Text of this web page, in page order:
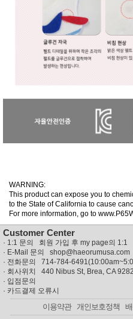
WARNING:
This product can expose you to
to the State of California to cause
For more information, go to
Customer Center
· 1:1 문의 회원 가입 후 my page의 1:1
· E-Mail 문의 shop@haeorumusa.com
· 전화문의 714-784-
· 회사위치 440 Nibus St, Brea, CA
· 입점문의
· 카드결제 오류시
이용약관 개인보호정책